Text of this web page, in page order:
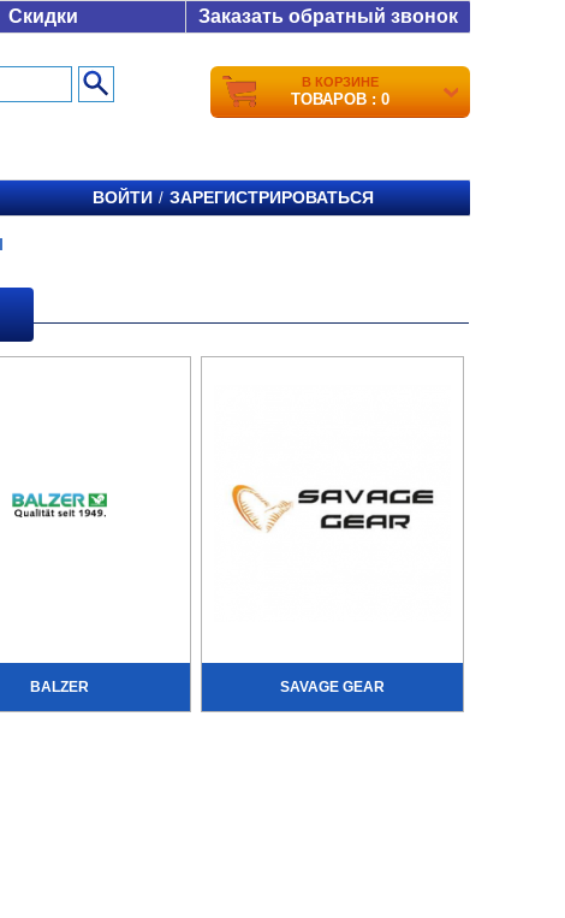
Скидки Заказать обратный звонок
В КОРЗИНЕ
ТОВАРОВ : 0
ВОЙТИ / ЗАРЕГИСТРИРОВАТЬСЯ
BALZER SAVAGE GEAR